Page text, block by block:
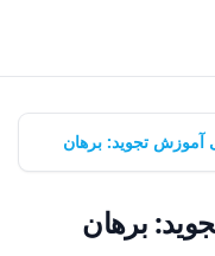
آموزش تجوید: برهان
برهان